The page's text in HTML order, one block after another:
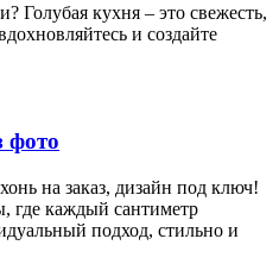
Голубая кухня – это свежесть,
и создайте
фото
на заказ, дизайн под ключ!
где каждый сантиметр
подход, стильно и